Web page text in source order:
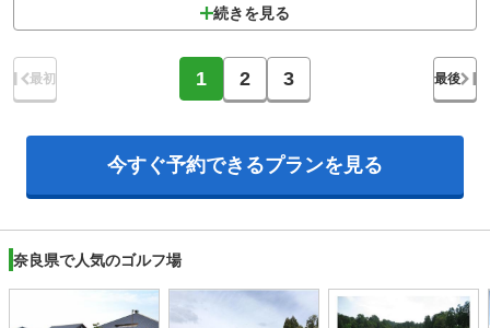
続きを見る
最初 1 2 3 最後
今すぐ予約できるプランを見る
奈良県で人気のゴルフ場